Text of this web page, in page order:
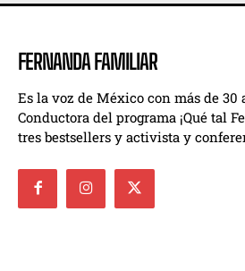
FERNANDA FAMILIAR
Es la voz de México con más de 30
Conductora del programa ¡Qué tal
tres bestsellers y activista y